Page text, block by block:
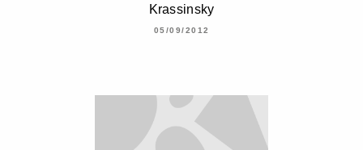
Krassinsky
05/09/2012